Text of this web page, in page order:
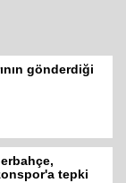
gönderdiği
tepki